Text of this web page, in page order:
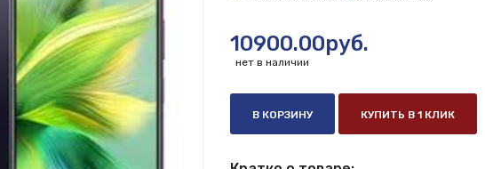
10900.00руб.
нет в наличии
В КОРЗИНУ КУПИТЬ В 1 КЛИК